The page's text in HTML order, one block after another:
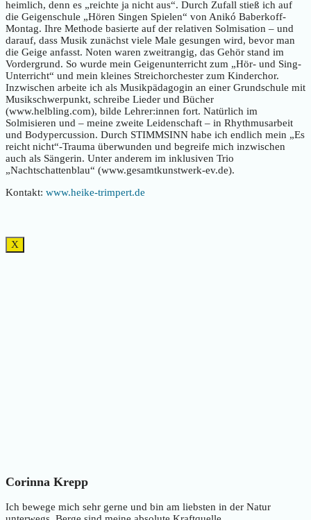
heimlich, denn es „reichte ja nicht aus“. Durch Zufall stieß ich auf
die Geigenschule „Hören Singen Spielen“ von Anikó Baberkoff-
Montag. Ihre Methode basierte auf der relativen Solmisation – und
darauf, dass Musik zunächst viele Male gesungen wird, bevor man
die Geige anfasst. Noten waren zweitrangig, das Gehör stand im
Vordergrund. So wurde mein Geigenunterricht zum „Hör- und Sing-
Unterricht“ und mein kleines Streichorchester zum Kinderchor.
Inzwischen arbeite ich als Musikpädagogin an einer Grundschule mit
Musikschwerpunkt, schreibe Lieder und Bücher
(www.helbling.com), bilde Lehrer:innen fort. Natürlich im
Solmisieren und – meine zweite Leidenschaft – in Rhythmusarbeit
und Bodypercussion. Durch STIMMSINN habe ich endlich mein „Es
reicht nicht“-Trauma überwunden und begreife mich inzwischen
auch als Sängerin. Unter anderem im inklusiven Trio
„Nachtschattenblau“ (www.gesamtkunstwerk-ev.de).
Kontakt: www.heike-trimpert.de
X
Corinna Krepp
Ich bewege mich sehr gerne und bin am liebsten in der Natur